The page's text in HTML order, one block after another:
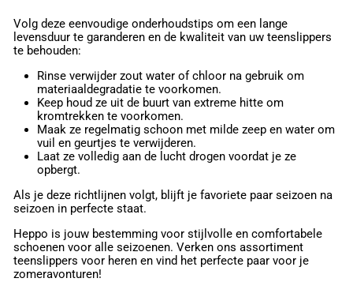
Volg deze eenvoudige onderhoudstips om een lange
levensduur te garanderen en de kwaliteit van uw teenslippers
te behouden:
Rinse verwijder zout water of chloor na gebruik om
materiaaldegradatie te voorkomen.
Keep houd ze uit de buurt van extreme hitte om
kromtrekken te voorkomen.
Maak ze regelmatig schoon met milde zeep en water om
vuil en geurtjes te verwijderen.
Laat ze volledig aan de lucht drogen voordat je ze
opbergt.
Als je deze richtlijnen volgt, blijft je favoriete paar seizoen na
seizoen in perfecte staat.
Heppo is jouw bestemming voor stijlvolle en comfortabele
schoenen voor alle seizoenen. Verken ons assortiment
teenslippers voor heren en vind het perfecte paar voor je
zomeravonturen!